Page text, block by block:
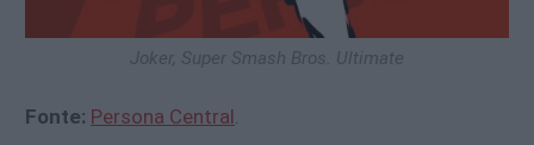
Joker, Super Smash Bros. Ultimate
Fonte: Persona Central.